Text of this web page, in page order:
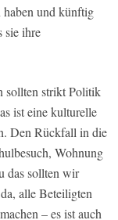
haben und künftig
sie ihre
sollten strikt Politik
ist eine kulturelle
Den Rückfall in die
Wohnung
das sollten wir
alle Beteiligten
– es ist auch